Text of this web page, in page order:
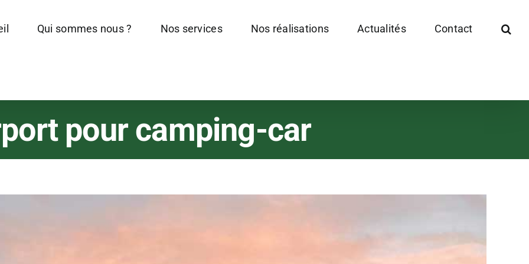
Qui sommes nous ? Nos services Nos réalisations Actualités Contact
pour camping-car